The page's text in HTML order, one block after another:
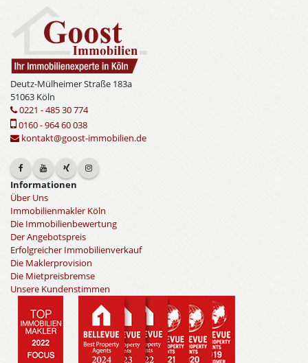
Deutz-Mülheimer Straße 183a
51063 Köln
0221 - 485 30 774
0160 - 964 60 038
kontakt@goost-immobilien.de
Informationen
Über Uns
Immobilienmakler Köln
Die Immobilienbewertung
Der Angebotspreis
Erfolgreicher Immobilienverkauf
Die Maklerprovision
Die Mietpreisbremse
Unsere Kundenstimmen